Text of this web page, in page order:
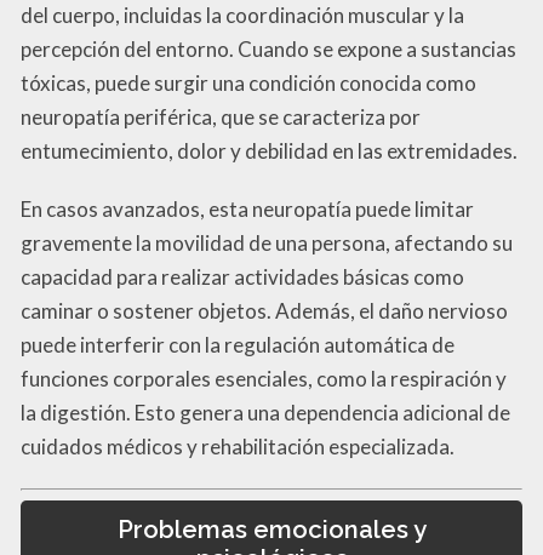
del cuerpo, incluidas la coordinación muscular y la
percepción del entorno. Cuando se expone a sustancias
tóxicas, puede surgir una condición conocida como
neuropatía periférica, que se caracteriza por
entumecimiento, dolor y debilidad en las extremidades.
En casos avanzados, esta neuropatía puede limitar
gravemente la movilidad de una persona, afectando su
capacidad para realizar actividades básicas como
caminar o sostener objetos. Además, el daño nervioso
puede interferir con la regulación automática de
funciones corporales esenciales, como la respiración y
la digestión. Esto genera una dependencia adicional de
cuidados médicos y rehabilitación especializada.
Problemas emocionales y